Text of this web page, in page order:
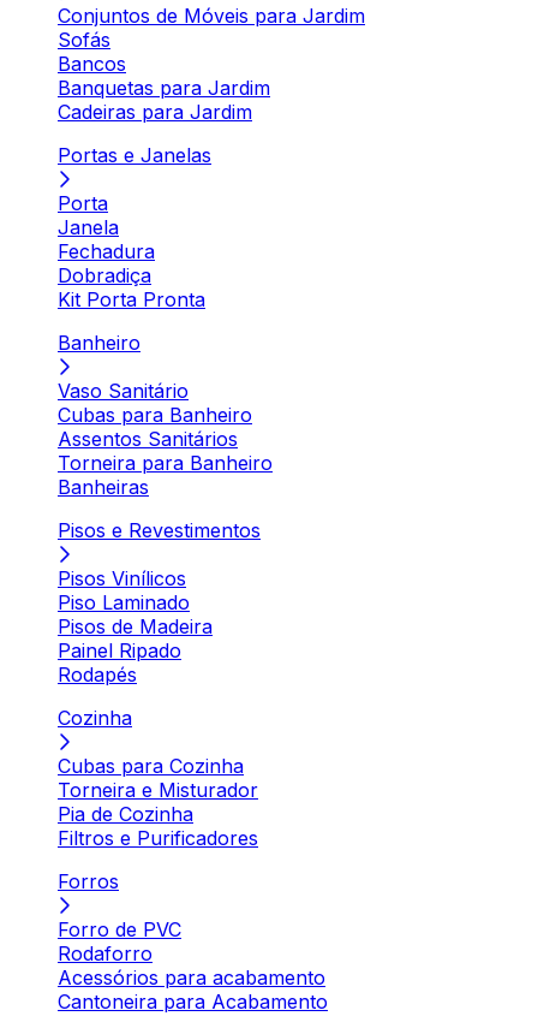
Conjuntos de Móveis para Jardim
Sofás
Bancos
Banquetas para Jardim
Cadeiras para Jardim
Portas e Janelas
Porta
Janela
Fechadura
Dobradiça
Kit Porta Pronta
Banheiro
Vaso Sanitário
Cubas para Banheiro
Assentos Sanitários
Torneira para Banheiro
Banheiras
Pisos e Revestimentos
Pisos Vinílicos
Piso Laminado
Pisos de Madeira
Painel Ripado
Rodapés
Cozinha
Cubas para Cozinha
Torneira e Misturador
Pia de Cozinha
Filtros e Purificadores
Forros
Forro de PVC
Rodaforro
Acessórios para acabamento
Cantoneira para Acabamento